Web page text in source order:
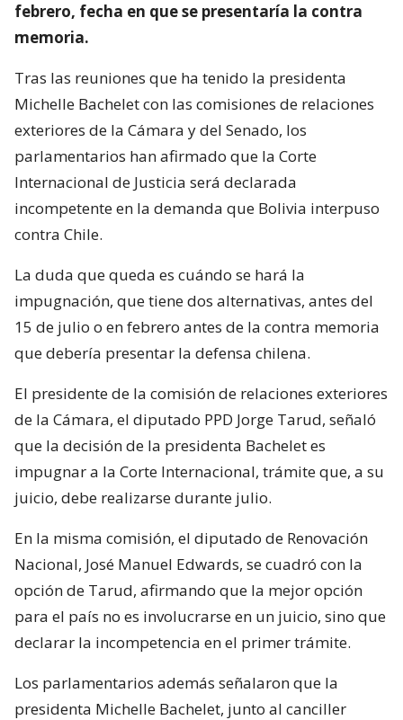
febrero, fecha en que se presentaría la contra
memoria.
Tras las reuniones que ha tenido la presidenta
Michelle Bachelet con las comisiones de relaciones
exteriores de la Cámara y del Senado, los
parlamentarios han afirmado que la Corte
Internacional de Justicia será declarada
incompetente en la demanda que Bolivia interpuso
contra Chile.
La duda que queda es cuándo se hará la
impugnación, que tiene dos alternativas, antes del
15 de julio o en febrero antes de la contra memoria
que debería presentar la defensa chilena.
El presidente de la comisión de relaciones exteriores
de la Cámara, el diputado PPD Jorge Tarud, señaló
que la decisión de la presidenta Bachelet es
impugnar a la Corte Internacional, trámite que, a su
juicio, debe realizarse durante julio.
En la misma comisión, el diputado de Renovación
Nacional, José Manuel Edwards, se cuadró con la
opción de Tarud, afirmando que la mejor opción
para el país no es involucrarse en un juicio, sino que
declarar la incompetencia en el primer trámite.
Los parlamentarios además señalaron que la
presidenta Michelle Bachelet, junto al canciller